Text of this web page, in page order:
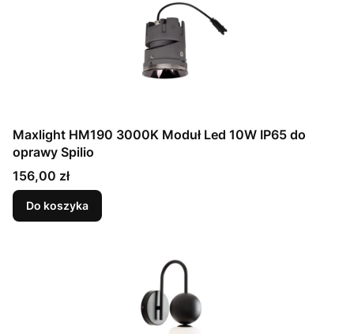
Maxlight HM190 3000K Moduł Led 10W IP65 do
oprawy Spilio
Cena
156,00 zł
Do koszyka